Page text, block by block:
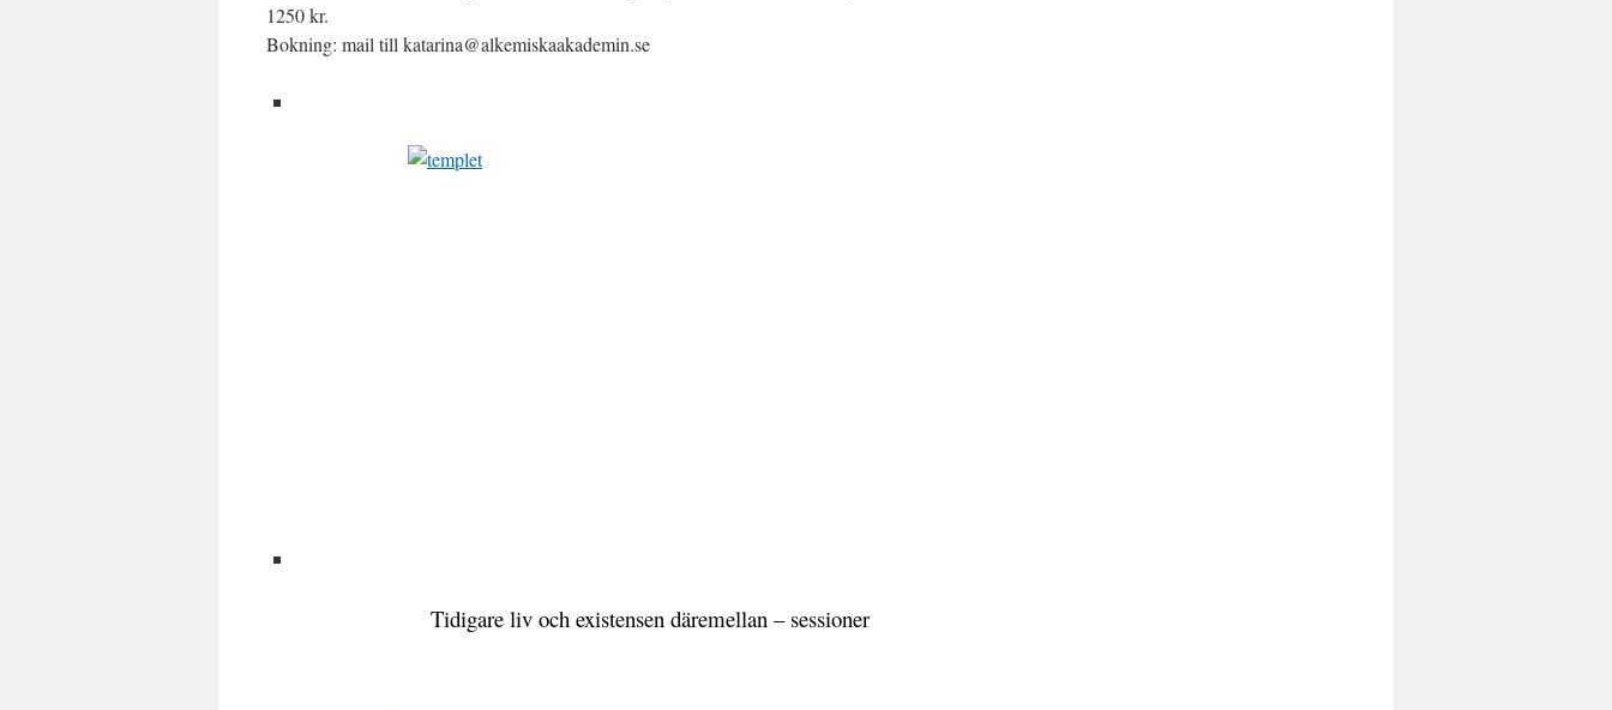
1250 kr.
Bokning: mail till katarina@alkemiskaakademin.se
Tidigare liv och existensen däremellan – sessioner